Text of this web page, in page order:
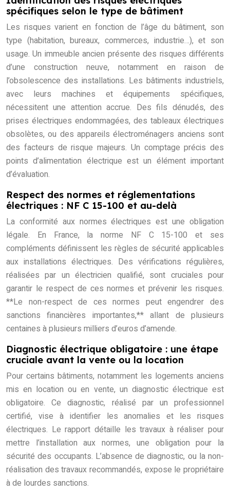
spécifiques selon le type de bâtiment
Les risques varient en fonction de l’âge du bâtiment, son
type (habitation, bureaux, commerces, industrie…), et son
usage. Un immeuble ancien présente des risques différents
d’une construction neuve, notamment en raison de
l’obsolescence des installations. Les bâtiments industriels,
avec leurs machines et équipements spécifiques,
nécessitent une attention accrue. Des fils dénudés, des
prises électriques endommagées, des tableaux électriques
obsolètes, ou des appareils électroménagers anciens sont
des facteurs de risque majeurs. Un comptage précis des
points d’alimentation électrique est un élément important
d’évaluation.
Respect des normes et réglementations
électriques : NF C 15-100 et au-delà
La conformité aux normes électriques est une obligation
légale. En France, la norme NF C 15-100 et ses
compléments définissent les règles de sécurité applicables
aux installations électriques. Des vérifications régulières,
réalisées par un électricien qualifié, sont cruciales pour
garantir le respect de ces normes et prévenir les risques.
**Le non-respect de ces normes peut engendrer des
sanctions financières importantes,** allant de plusieurs
centaines à plusieurs milliers d’euros d’amende.
Diagnostic électrique obligatoire : une étape
cruciale avant la vente ou la location
Pour certains bâtiments, notamment les logements anciens
mis en location ou en vente, un diagnostic électrique est
obligatoire. Ce diagnostic, réalisé par un professionnel
certifié, vise à identifier les anomalies et les risques
électriques. Le rapport détaille les travaux à réaliser pour
mettre l’installation aux normes, une obligation pour la
sécurité des occupants. L’absence de diagnostic, ou la non-
réalisation des travaux recommandés, expose le propriétaire
à de lourdes sanctions.